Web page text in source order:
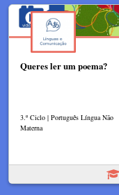
Queres ler um poema?
3.º Ciclo | Português Língua Não
Materna